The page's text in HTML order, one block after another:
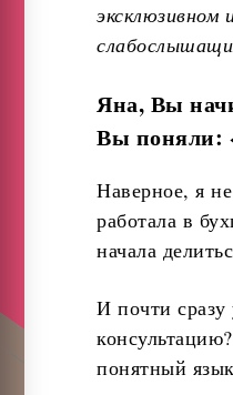
эксклюзивном
Яна, Вы
Вы поняли:
Наверное, я
работала в
начала
И почти
понятный